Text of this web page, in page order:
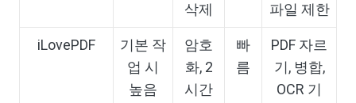
삭제
파일 제한
iLovePDF
기본 작
업 시
높음
암호
화, 2
시간
빠
름
PDF 자르
기, 병합,
OCR 기